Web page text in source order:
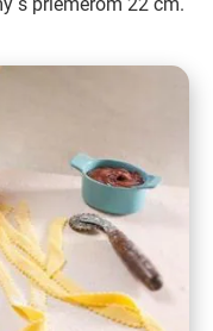
s priemerom 22 cm.